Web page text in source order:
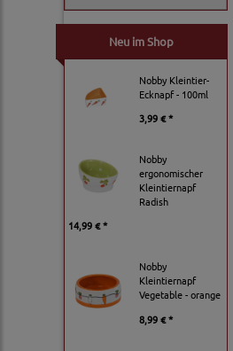
Neu im Shop
Nobby Kleintier-
Ecknapf - 100ml
3,99 € *
Nobby
ergonomischer
Kleintiernapf
Radish
14,99 € *
Nobby
Kleintiernapf
Vegetable - orange
8,99 € *